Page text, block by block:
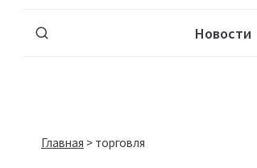
Новости
Главная > торговля